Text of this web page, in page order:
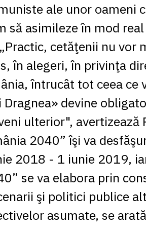
ale unor oameni
să asimileze în mod
cetăţenii nu vor
în alegeri, în privinţa
întrucât tot ceea ce
devine
ulterior", avertizează
2040” îşi va
2018 - 1 iunie 2019,
se va elabora prin
şi politici publice
asumate, se